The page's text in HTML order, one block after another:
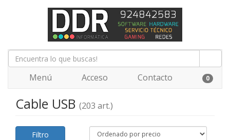
Menú Acceso Contacto 0
Cable USB (203 art.)
Filtro